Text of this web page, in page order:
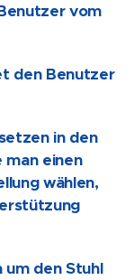
vom
den Benutzer
in den
man einen
wählen,
um den Stuhl